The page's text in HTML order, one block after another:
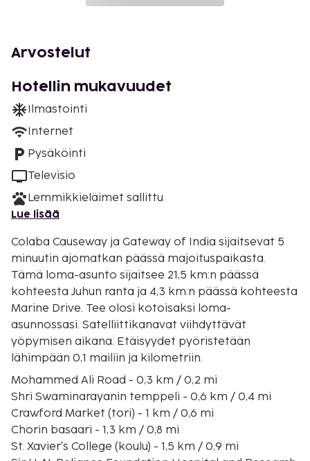
Arvostelut
Hotellin mukavuudet
Ilmastointi
Internet
Pysäköinti
Televisio
Lemmikkieläimet sallittu
Lue lisää
Colaba Causeway ja Gateway of India sijaitsevat 5
minuutin ajomatkan päässä majoituspaikasta.
Tämä loma-asunto sijaitsee 21,5 km:n päässä
kohteesta Juhun ranta ja 4,3 km:n päässä kohteesta
Marine Drive. Tee olosi kotoisaksi loma-
asunnossasi. Satelliittikanavat viihdyttävät
yöpymisen aikana. Etäisyydet pyöristetään
lähimpään 0,1 mailiin ja kilometriin.
Mohammed Ali Road - 0,3 km / 0,2 mi
Shri Swaminarayanin temppeli - 0,6 km / 0,4 mi
Crawford Market (tori) - 1 km / 0,6 mi
Chorin basaari - 1,3 km / 0,8 mi
St. Xavier's College (koulu) - 1,5 km / 0,9 mi